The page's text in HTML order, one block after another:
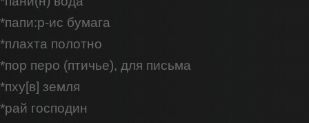
*папи:р-ис бумага
*плахта полотно
*пор перо (птичье), для письма
*пху[в] земля
*рай господин